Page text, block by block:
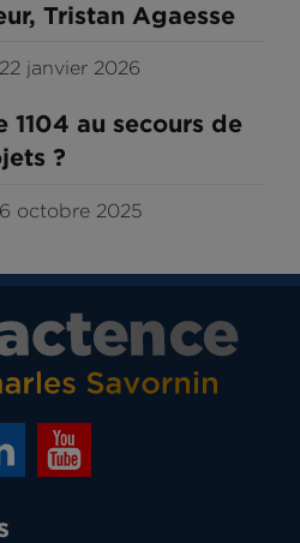
Tristan Agaesse
janvier 2026
1104 au secours de
?
octobre 2025